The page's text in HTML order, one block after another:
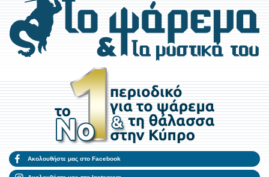
Ακολουθήστε μας στο Facebook